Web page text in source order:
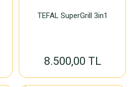
TEFAL SuperGrill 3in1
8.500,00 TL